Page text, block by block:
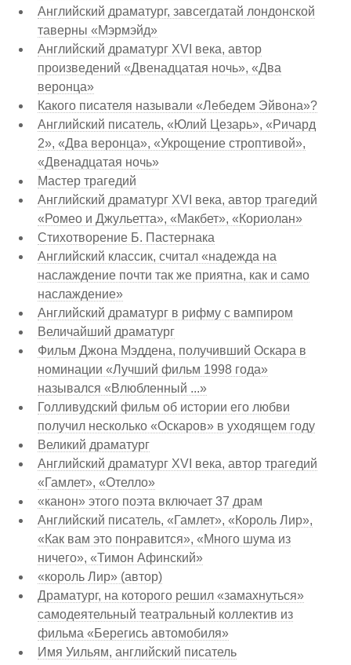
Английский драматург, завсегдатай лондонской
таверны «Мэрмэйд»
Английский драматург XVI века, автор
произведений «Двенадцатая ночь», «Два
веронца»
Какого писателя называли «Лебедем Эйвона»?
Английский писатель, «Юлий Цезарь», «Ричард
2», «Два веронца», «Укрощение строптивой»,
«Двенадцатая ночь»
Мастер трагедий
Английский драматург XVI века, автор трагедий
«Ромео и Джульетта», «Макбет», «Кориолан»
Стихотворение Б. Пастернака
Английский классик, считал «надежда на
наслаждение почти так же приятна, как и само
наслаждение»
Английский драматург в рифму с вампиром
Величайший драматург
Фильм Джона Мэддена, получивший Оскара в
номинации «Лучший фильм 1998 года»
назывался «Влюбленный ...»
Голливудский фильм об истории его любви
получил несколько «Оскаров» в уходящем году
Великий драматург
Английский драматург XVI века, автор трагедий
«Гамлет», «Отелло»
«канон» этого поэта включает 37 драм
Английский писатель, «Гамлет», «Король Лир»,
«Как вам это понравится», «Много шума из
ничего», «Тимон Афинский»
«король Лир» (автор)
Драматург, на которого решил «замахнуться»
самодеятельный театральный коллектив из
фильма «Берегись автомобиля»
Имя Уильям, английский писатель